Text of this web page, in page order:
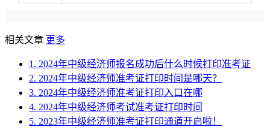
相关文章 更多
1. 2024年中级经济师报名成功后什么时候打印准考证
2. 2024年中级经济师准考证打印时间是哪天？
3. 2024年中级经济师准考证打印入口在哪
4. 2024年中级经济师考试准考证打印时间
5. 2023年中级经济师准考证打印通道开启啦！